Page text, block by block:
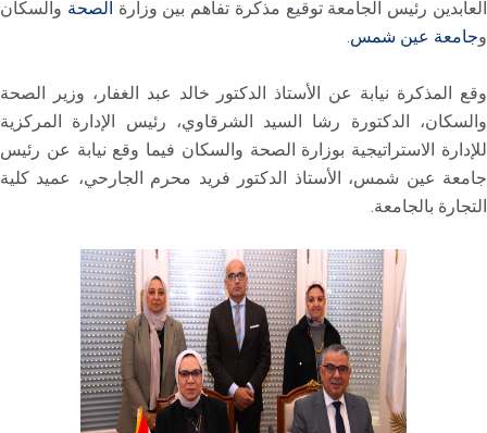
العابدين رئيس الجامعة توقيع مذكرة تفاهم بين وزارة الصحة والسكان
وجامعة عين شمس.
وقع المذكرة نيابة عن الأستاذ الدكتور خالد عبد الغفار، وزير الصحة
والسكان، الدكتورة رشا السيد الشرقاوي، رئيس الإدارة المركزية
للإدارة الاستراتيجية بوزارة الصحة والسكان فيما وقع نيابة عن رئيس
جامعة عين شمس، الأستاذ الدكتور فريد محرم الجارحي، عميد كلية
التجارة بالجامعة.